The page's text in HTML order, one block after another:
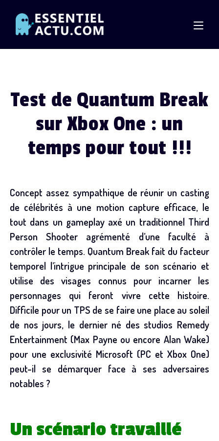
content
Test de Quantum Break
sur Xbox One : un
temps pour tout !!!
Concept assez sympathique de réunir un casting
de célébrités à une motion capture efficace, le
tout dans un gameplay axé un traditionnel Third
Person Shooter agrémenté d’une faculté à
contrôler le temps. Quantum Break fait du facteur
temporel l’intrigue principale de son scénario et
utilise des visages connus pour incarner les
personnages qui feront vivre cette histoire.
Difficile pour un TPS de se faire une place au soleil
de nos jours, le dernier né des studios Remedy
Entertainment (Max Payne ou encore Alan Wake)
pour une exclusivité Microsoft (PC et Xbox One)
peut-il se démarquer face à ses adversaires
notables ?
Un scénario travaillé